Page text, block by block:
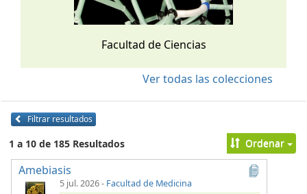
Facultad de Ciencias
Ver todas las colecciones
Filtrar resultados
1 a 10 de 185 Resultados Ordenar
Amebiasis
5 jul. 2026- Facultad de Medicina